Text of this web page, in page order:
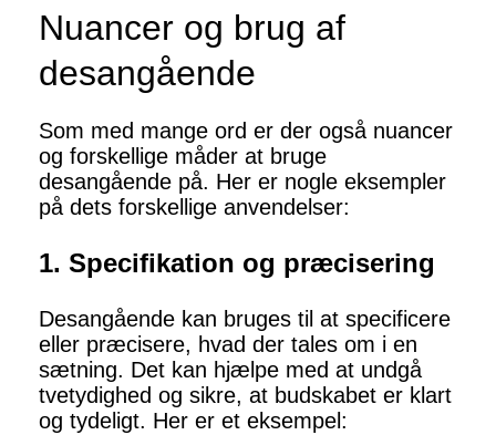
Nuancer og brug af
desangående
Som med mange ord er der også nuancer
og forskellige måder at bruge
desangående på. Her er nogle eksempler
på dets forskellige anvendelser:
1. Specifikation og præcisering
Desangående kan bruges til at specificere
eller præcisere, hvad der tales om i en
sætning. Det kan hjælpe med at undgå
tvetydighed og sikre, at budskabet er klart
og tydeligt. Her er et eksempel: